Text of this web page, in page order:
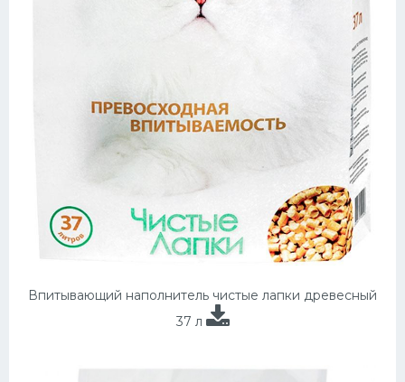
Впитывающий наполнитель чистые лапки древесный
37 л